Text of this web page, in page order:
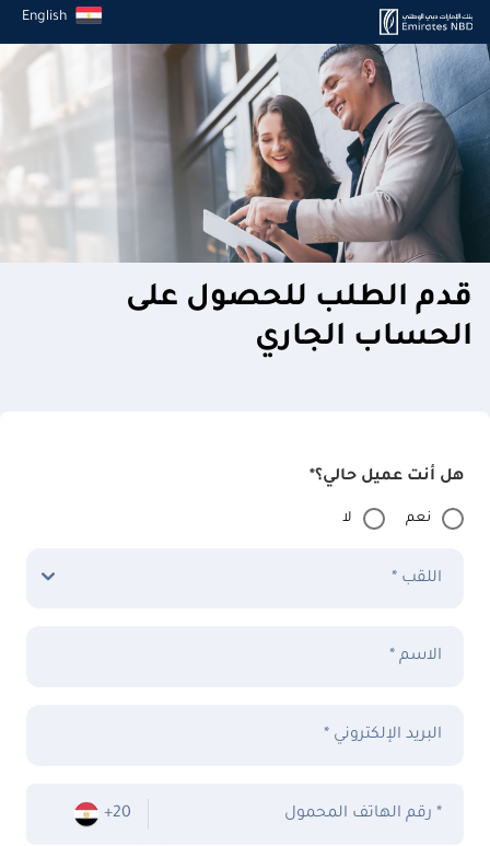
English
قدم الطلب للحصول على
الحساب الجاري
هل أنت عميل حالي؟*
نعم لا
اللقب *
الاسم *
البريد الإلكتروني *
+20 رقم الهاتف المحمول *